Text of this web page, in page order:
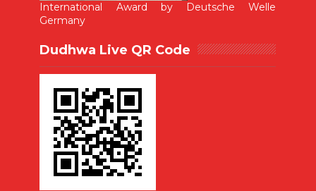
International Award by Deutsche Welle
Germany
Dudhwa Live QR Code